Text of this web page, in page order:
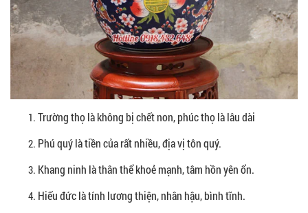
Trường thọ là không bị chết non, phúc thọ là lâu dài
Phú quý là tiền của rất nhiều, địa vị tôn quý.
Khang ninh là thân thể khoẻ mạnh, tâm hồn yên ổn.
Hiếu đức là tính lương thiện, nhân hậu, bình tĩnh.